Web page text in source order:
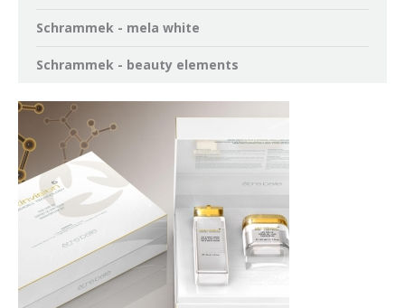
Schrammek - mela white
Schrammek - beauty elements